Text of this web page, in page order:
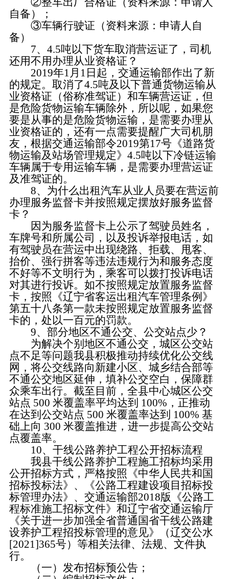
自备）；
③车辆行驶证 （资料来源：申请人自
备）
7、4.5吨以下货车取消营运证了，司机
还用不用办理从业资格证？
2019年1月1日起，交通运输部作出了新
的规定。取消了4.5吨及以下普通货物运输从
业资格证（俗称准驾证）和车辆营运证，但
是危险货物运输车辆除外，所以呢，如果您
要是从事的是危险货物运输，是需要办理从
业资格证的，还有一点需要提醒广大司机朋
友，根据交通运输部令2019第17号《道路货
物运输及站场管理规定》4.5吨以下冷链运输
车辆属于专用运输车辆，是需要办理营运证
及准驾证的。
8、为什么出租汽车从业人员要在营运前
办理服务监督卡并按照规定摆放好服务监督
卡？
因为服务监督卡上公示了驾驶员姓名，
车牌号和所属公司，以及投诉举报电话，如
有驾驶员在营运中出现绕路、拒载、甩客、
抬价、强行拼客等违法违规行为和服务态度
不好等不文明行为，乘客可以拨打投诉电话
对其进行投诉。如不按照规定放置服务监督
卡，按照《辽宁省客运出租汽车管理条例》
第五十八条第一款未按照规定放置服务监督
卡的，处以一百元的罚款。
9、 部分地区不通公交、公交站点少？
为解决个别地区不通公交，城区公交站
点不足等问题我县积极推动持续优化公交线
网，将公交线路向新建小区、城乡结合部等
不通公交地区延伸，填补公交空白，保障群
众乘车出行。截至目前，全县中心城区公交
站点 500 米覆盖率平均达到 100%，正推动
在达到公交站点 500 米覆盖率达到 100% 基
础上向 300 米覆盖推进，进一步提高公交站
点覆盖率。
10、干线公路养护工程公开招标流程
我县干线公路养护工程施工招标均采用
公开招标方式，严格按照《中华人民共和国
招标投标法》、《公路工程建设项目招标投
标管理办法》、交通运输部2018版《公路工
程标准施工招标文件》和辽宁省交通运输厅
《关于进一步加强全省普通国省干线公路建
设养护工程招投标管理的意见》（辽交公水
[2021]365号）等相关法律、法规、文件执
行。
（一）发布招标预公告；